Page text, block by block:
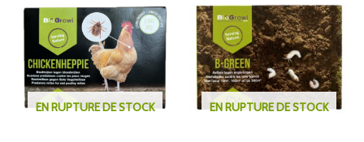
EN RUPTURE DE STOCK
produit
a
plusieurs
variations.
Les
options
prix :
€12,36
à
€45,45
EN RUPTURE DE STOCK
produit
a
plusieurs
variations.
Les
options
prix :
€15,70
à
€27,23